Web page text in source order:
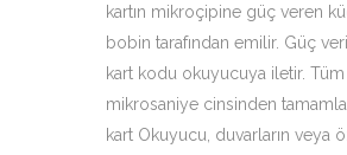
kartın mikroçipine güç veren
bobin tarafından emilir. Güç
kart kodu okuyucuya iletir.
mikrosaniye cinsinden
kart Okuyucu, duvarların veya